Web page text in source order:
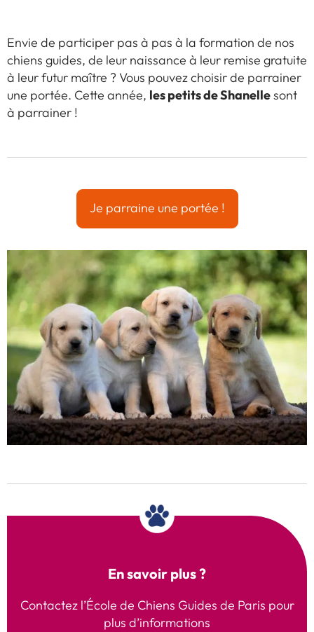
Envie de participer pas à pas à la formation de nos
chiens guides, de leur naissance à leur remise gratuite
à leur futur maître ? Vous pouvez choisir de parrainer
une portée. Cette année, les petits de Shanellesont
à parrainer !
Je parraine une portée !
En savoir plus ?
Contactez l’École de Chiens Guides de Paris pour
plus d’informations